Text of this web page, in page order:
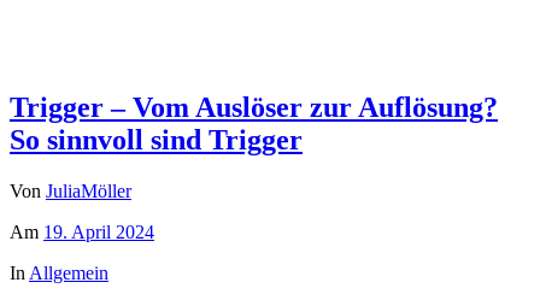
Trigger – Vom Auslöser zur Auflösung?
So sinnvoll sind Trigger
Von JuliaMöller
Am 19. April 2024
In Allgemein